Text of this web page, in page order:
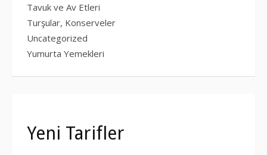
Tavuk ve Av Etleri
Turşular, Konserveler
Uncategorized
Yumurta Yemekleri
Yeni Tarifler